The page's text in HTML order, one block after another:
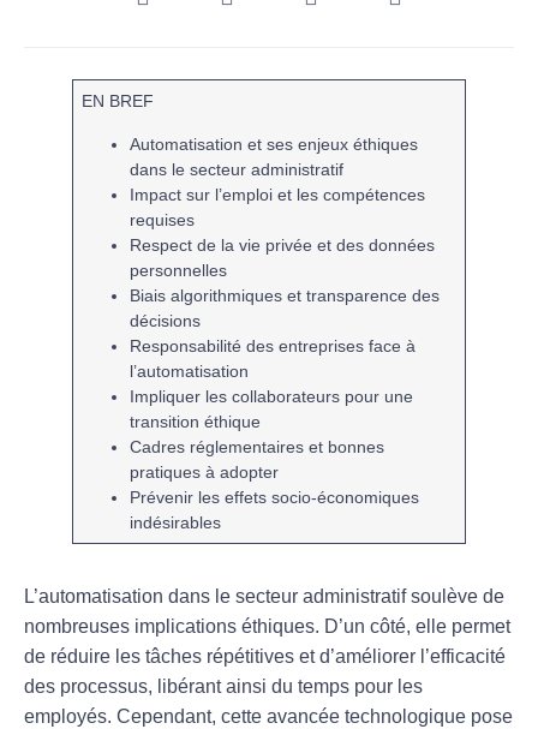
EN BREF
Automatisation et ses enjeux éthiques
dans le secteur administratif
Impact sur l’emploi et lescompétences
requises
Respect de lavie privée et des données
personnelles
Biais algorithmiques ettransparence des
décisions
Responsabilité des entreprises face à
l’automatisation
Impliquer lescollaborateurs pour une
transition éthique
Cadres réglementaires et bonnes
pratiques à adopter
Prévenir les effetssocio-économiques
indésirables
L’automatisation dans le secteur administratif soulève de
nombreuses implications éthiques. D’un côté, elle permet
de réduire les tâches répétitives et d’améliorer l’efficacité
des processus, libérant ainsi du temps pour les
employés. Cependant, cette avancée technologique pose